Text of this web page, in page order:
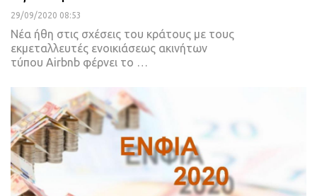
29/09/2020 08:53
Νέα ήθη στις σχέσεις του κράτους με τους
εκμεταλλευτές ενοικιάσεως ακινήτων
τύπου Airbnb φέρνει το …